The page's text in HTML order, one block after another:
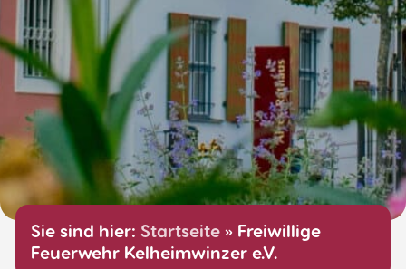
Sie sind hier: Startseite » Freiwillige
Feuerwehr Kelheimwinzer e.V.